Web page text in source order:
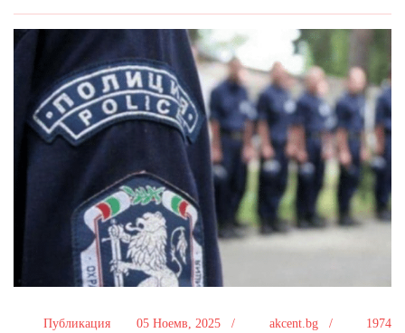
Публикация 05 Ноемв, 2025 / akcent.bg / 1974